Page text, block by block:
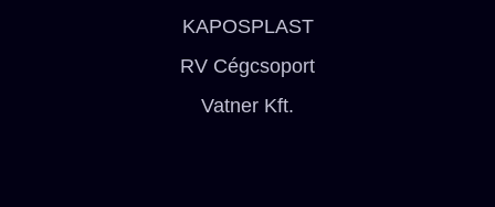
KAPOSPLAST
RV Cégcsoport
Vatner Kft.